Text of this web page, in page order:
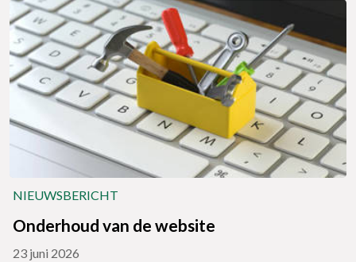
NIEUWSBERICHT
Onderhoud van de website
23 juni 2026